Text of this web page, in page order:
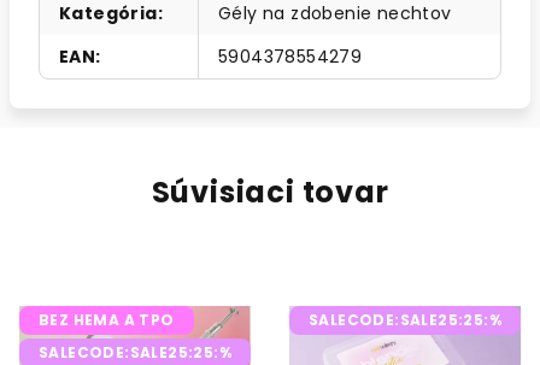
Kategória:
Gély na zdobenie nechtov
EAN: 5904378554279
Súvisiaci tovar
BEZ HEMA A TPO
SALECODE:SALE25:25:%
SALECODE:SALE25:25:%